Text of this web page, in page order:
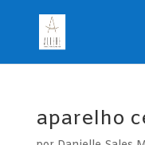
aparelho